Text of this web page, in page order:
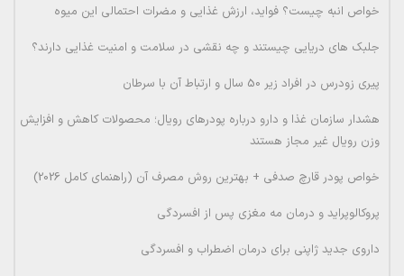
خواص انبه چیست؟ فواید، ارزش غذایی و مضرات احتمالی این میوه
جلبک های دریایی چیستند و چه نقشی در سلامت و امنیت غذایی دارند؟
پیری زودرس در افراد زیر 50 سال و ارتباط آن با سرطان
هشدار سازمان غذا و دارو درباره پودرهای رویال؛ محصولات کاهش و افزایش
وزن رویال غیر مجاز هستند
خواص پودر قارچ صدفی + بهترین روش مصرف آن (راهنمای کامل 2026)
پروکالوپراید و درمان مه مغزی پس از افسردگی
داروی جدید ژاپنی برای درمان اضطراب و افسردگی